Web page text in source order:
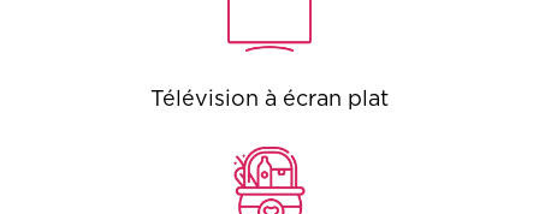
Télévision à écran plat